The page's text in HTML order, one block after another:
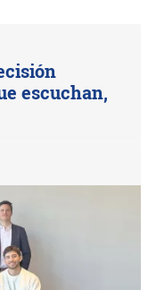
escuchan,